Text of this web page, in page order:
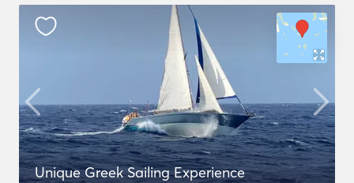
Unique Greek Sailing Experience